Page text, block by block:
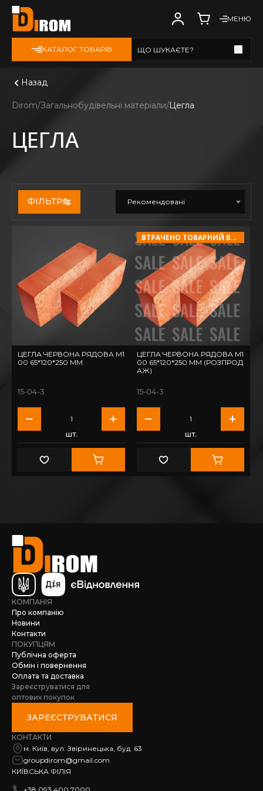
МЕНЮ
КАТАЛОГ ТОВАРІВ ЩО ШУКАЄТЕ?
Назад
Dirom Загальнобудівельні матеріали Цегла
ЦЕГЛА
ФІЛЬТР Рекомендовані
ЦЕГЛА ЧЕРВОНА РЯДОВА М1
00 65*120*250 ММ
15-04-3
шт.
ВТРАЧЕНО ТОВАРНИЙ ВИГЛЯД!
ЦЕГЛА ЧЕРВОНА РЯДОВА М1
00 65*120*250 ММ (РОЗПРОД
АЖ)
15-04-3
шт.
КОМПАНІЯ
Про компанію
Новини
Контакти
ПОКУПЦЯМ
Публічна оферта
Обмін і повернення
Оплата та доставка
Зареєструватися для
оптових покупок
ЗАРЕЄСТРУВАТИСЯ
КОНТАКТИ
м. Київ, вул. Звіринецька, буд. 63
groupdirom@gmail.com
КИЇВСЬКА ФІЛІЯ